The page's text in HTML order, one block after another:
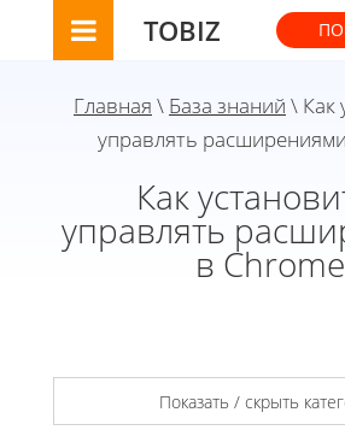
TOBIZ
Главная \ База знаний \ Как
управлять
Как
управлять
в Chrome
Показать / скрыть